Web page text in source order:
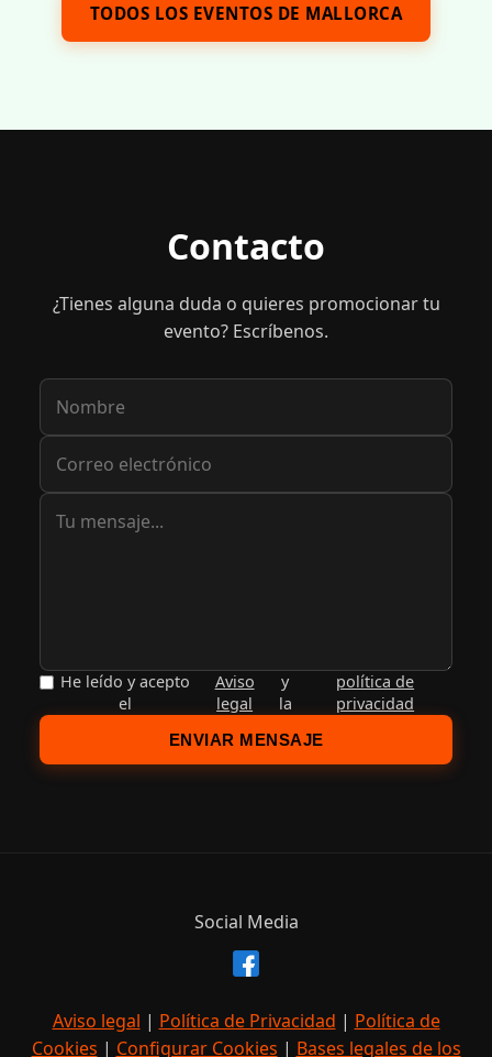
TODOS LOS EVENTOS DE MALLORCA
Contacto
¿Tienes alguna duda o quieres promocionar tu
evento? Escríbenos.
He leído y acepto
el
Aviso
legal
y
la
política de
privacidad
ENVIAR MENSAJE
Social Media
Aviso legal | Política de Privacidad | Política de
Cookies | Configurar Cookies | Bases legales de los